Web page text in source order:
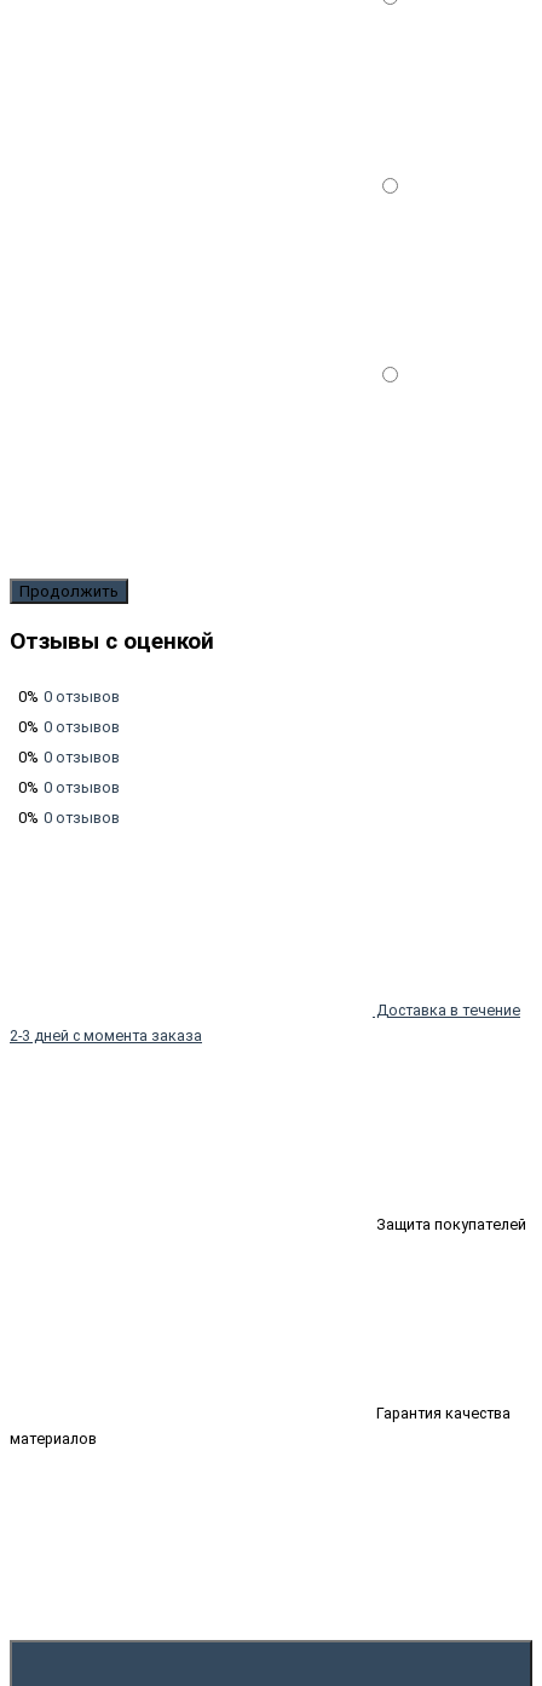
Продолжить
Отзывы с оценкой
0% 0 отзывов
0% 0 отзывов
0% 0 отзывов
0% 0 отзывов
0% 0 отзывов
Доставка в течение
2-3 дней с момента заказа
Защита покупателей
Гарантия качества
материалов